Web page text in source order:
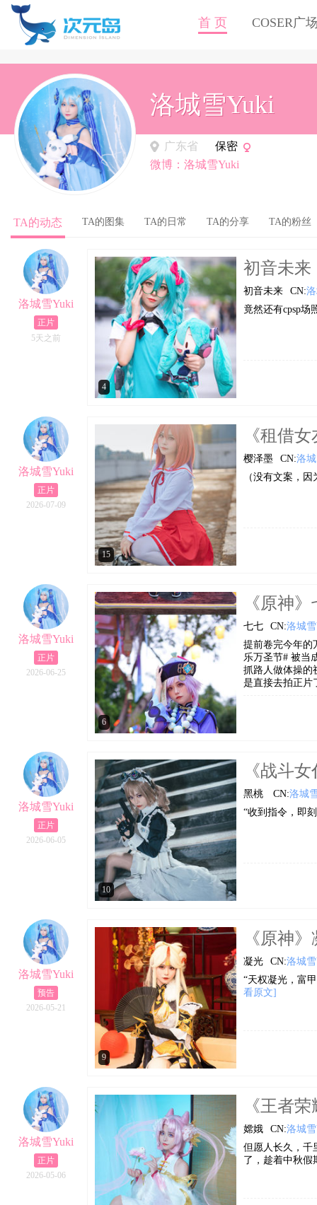
首 页 COSER广
洛城雪Yuki
广东省
保密
微博：洛城雪Yuki
TA的动态 TA的图集 TA的日常 TA的分享 TA的粉丝
洛城雪Yuki
正片
5天之前
4
初音未来
初音未来 CN:
竟然还有cpsp场
洛城雪Yuki
正片
2026-07-09
15
《租借
樱泽墨 CN:洛
（没有文案，
洛城雪Yuki
正片
2026-06-25
6
《原神
七七 CN:洛城
提前卷完今年的
乐万圣节# 被当
抓路人做体操的
是直接去拍正片
洛城雪Yuki
正片
2026-06-05
10
《战斗
黑桃 CN:洛城
“收到指令，即
洛城雪Yuki
预告
2026-05-21
9
《原神
凝光 CN:洛城
“天权凝光，富
看原文]
洛城雪Yuki
正片
2026-05-06
《王者
嫦娥 CN:洛城
但愿人长久，千
了，趁着中秋假